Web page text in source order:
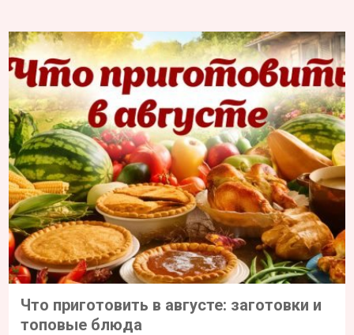
Что приготовить в августе: заготовки и
топовые блюда